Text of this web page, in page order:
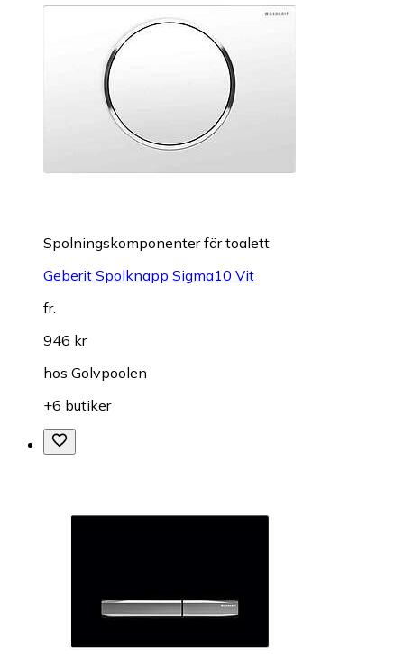
Spolningskomponenter för toalett
Geberit Spolknapp Sigma10 Vit
fr.
946 kr
hos Golvpoolen
+6 butiker